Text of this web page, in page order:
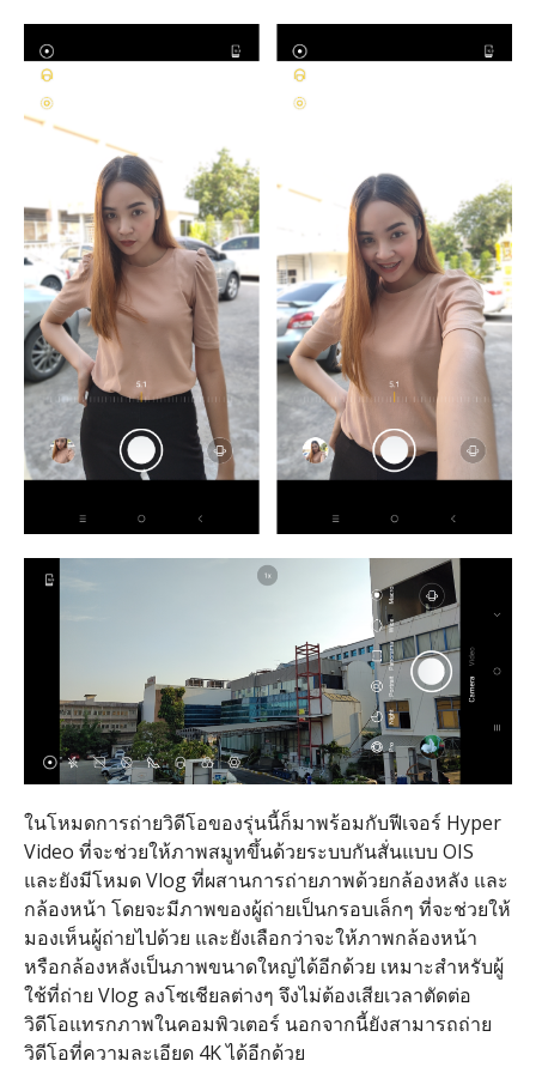
ในโหมดการถ่ายวิดีโอของรุ่นนี้ก็มาพร้อมกับฟีเจอร์ Hyper
Video ที่จะช่วยให้ภาพสมูทขึ้นด้วยระบบกันสั่นแบบ OIS
และยังมีโหมด Vlog ที่ผสานการถ่ายภาพด้วยกล้องหลัง และ
กล้องหน้า โดยจะมีภาพของผู้ถ่ายเป็นกรอบเล็กๆ ที่จะช่วยให้
มองเห็นผู้ถ่ายไปด้วย และยังเลือกว่าจะให้ภาพกล้องหน้า
หรือกล้องหลังเป็นภาพขนาดใหญ่ได้อีกด้วย เหมาะสำหรับผู้
ใช้ที่ถ่าย Vlog ลงโซเชียลต่างๆ จึงไม่ต้องเสียเวลาตัดต่อ
วิดีโอแทรกภาพในคอมพิวเตอร์ นอกจากนี้ยังสามารถถ่าย
วิดีโอที่ความละเอียด 4K ได้อีกด้วย